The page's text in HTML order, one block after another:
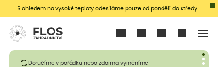
S ohledem na vysoké teploty odesíláme pouze od pondělí do středy
Doručíme v pořádku nebo zdarma vyměníme